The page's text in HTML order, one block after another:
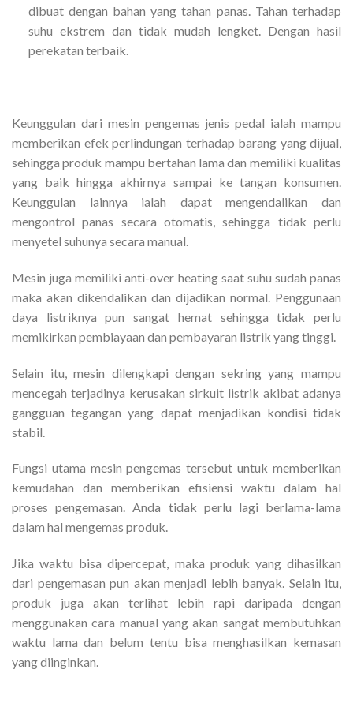
dibuat dengan bahan yang tahan panas. Tahan terhadap
suhu ekstrem dan tidak mudah lengket. Dengan hasil
perekatan terbaik.
Keunggulan dari mesin pengemas jenis pedal ialah mampu
memberikan efek perlindungan terhadap barang yang dijual,
sehingga produk mampu bertahan lama dan memiliki kualitas
yang baik hingga akhirnya sampai ke tangan konsumen.
Keunggulan lainnya ialah dapat mengendalikan dan
mengontrol panas secara otomatis, sehingga tidak perlu
menyetel suhunya secara manual.
Mesin juga memiliki anti-over heating saat suhu sudah panas
maka akan dikendalikan dan dijadikan normal. Penggunaan
daya listriknya pun sangat hemat sehingga tidak perlu
memikirkan pembiayaan dan pembayaran listrik yang tinggi.
Selain itu, mesin dilengkapi dengan sekring yang mampu
mencegah terjadinya kerusakan sirkuit listrik akibat adanya
gangguan tegangan yang dapat menjadikan kondisi tidak
stabil.
Fungsi utama mesin pengemas tersebut untuk memberikan
kemudahan dan memberikan efisiensi waktu dalam hal
proses pengemasan. Anda tidak perlu lagi berlama-lama
dalam hal mengemas produk.
Jika waktu bisa dipercepat, maka produk yang dihasilkan
dari pengemasan pun akan menjadi lebih banyak. Selain itu,
produk juga akan terlihat lebih rapi daripada dengan
menggunakan cara manual yang akan sangat membutuhkan
waktu lama dan belum tentu bisa menghasilkan kemasan
yang diinginkan.